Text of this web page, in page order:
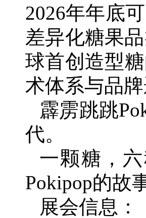
2026年年底
差异化糖果
球首创造型
术体系与品
霹雳跳跳
代。
一颗糖，
Pokipop的故
展会信息：